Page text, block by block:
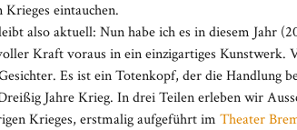
eintauchen.
also aktuell: Nun habe ich es in diesem Jahr
Kraft voraus in ein einzigartiges Kunstwerk.
Es ist ein Totenkopf, der die Handlung
Jahre Krieg. In drei Teilen erleben wir
Krieges, erstmalig aufgeführt im Theater